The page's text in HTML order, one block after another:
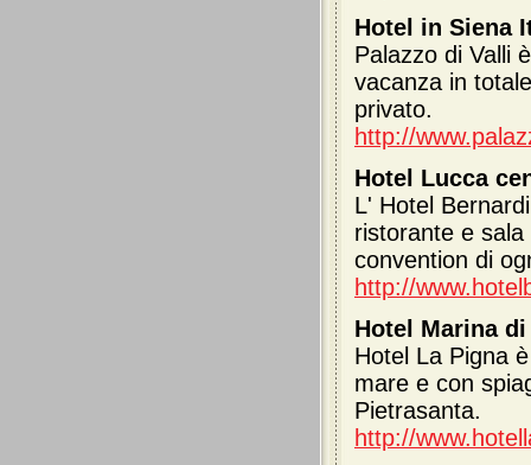
Hotel in Siena
Palazzo di Valli
vacanza in
privato.
http://
Hotel Lucca
L' Hotel
ristorante e
convention di
http://
Hotel Marina
Hotel La Pigna
mare e con
Pietrasanta.
http://